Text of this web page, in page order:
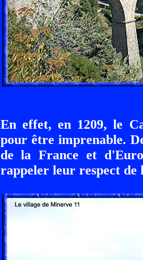
En effet, en 1209, le
pour être imprenable.
de la France et
rappeler leur respect de